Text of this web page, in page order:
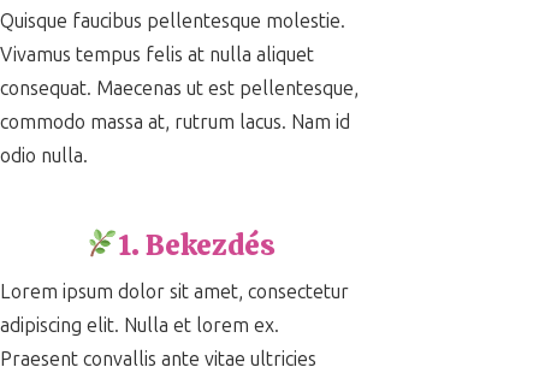
Quisque faucibus pellentesque molestie.
Vivamus tempus felis at nulla aliquet
consequat. Maecenas ut est pellentesque,
commodo massa at, rutrum lacus. Nam id
odio nulla.
1. Bekezdés
Lorem ipsum dolor sit amet, consectetur
adipiscing elit. Nulla et lorem ex.
Praesent convallis ante vitae ultricies